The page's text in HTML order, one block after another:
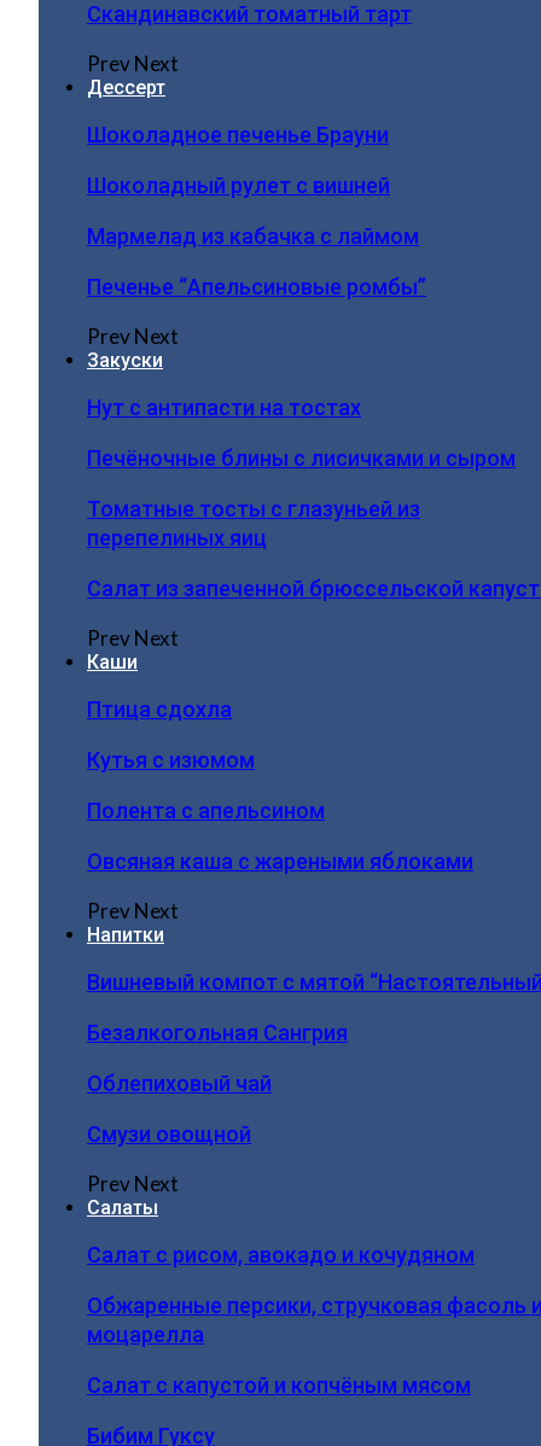
Скандинавский томатный тарт
PrevNext
Дессерт
Шоколадное печенье Брауни
Шоколадный рулет с вишней
Мармелад из кабачка с лаймом
Печенье “Апельсиновые ромбы”
PrevNext
Закуски
Нут с антипасти на тостах
Печёночные блины с лисичками и сыром
Томатные тосты с глазуньей из
перепелиных яиц
Салат из запеченной брюссельской
PrevNext
Каши
Птица сдохла
Кутья с изюмом
Полента с апельсином
Овсяная каша с жареными яблоками
PrevNext
Напитки
Вишневый компот с мятой
Безалкогольная Сангрия
Облепиховый чай
Смузи овощной
PrevNext
Салаты
Салат с рисом, авокадо и кочудяном
Обжаренные персики, стручковая фасоль
моцарелла
Салат с капустой и копчёным мясом
Бибим Гуксу